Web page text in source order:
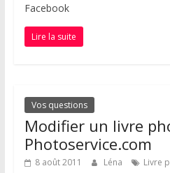
Facebook
Lire la suite
Vos questions
Modifier un livre
Photoservice.com
8 août 2011 Léna Livre